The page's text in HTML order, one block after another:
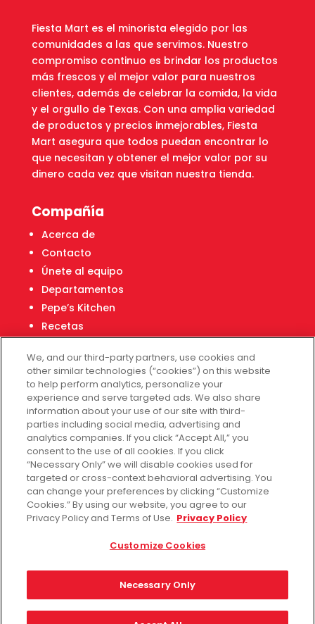
Fiesta Mart es el minorista elegido por las
comunidades a las que servimos. Nuestro
compromiso continuo es brindar los productos
más frescos y el mejor valor para nuestros
clientes, además de celebrar la comida, la vida
y el orgullo de Texas. Con una amplia variedad
de productos y precios inmejorables, Fiesta
Mart asegura que todos puedan encontrar lo
que necesitan y obtener el mejor valor por su
dinero cada vez que visitan nuestra tienda.
Compañía
Acerca de
Contacto
Únete al equipo
Departamentos
Pepe’s Kitchen
Recetas
Centro Financiero Fiesta
Servicio al cliente
Ayuda
Políticas de privacidad
Términos de uso
Fiesta Survey
Customize Cookies
No vender mis datos
We, and our third-party partners, use cookies and
other similar technologies (“cookies”) on this website
to help perform analytics, personalize your
experience and serve targeted ads. We also share
information about your use of our site with third-
parties including social media, advertising and
analytics companies. If you click “Accept All,” you
consent to the use of all cookies. If you click
“Necessary Only” we will disable cookies used for
targeted or cross-context behavioral advertising. You
can change your preferences by clicking “Customize
Cookies.” By using our website, you agree to our
Privacy Policy and Terms of Use. Privacy Policy
Customize Cookies
Necessary Only